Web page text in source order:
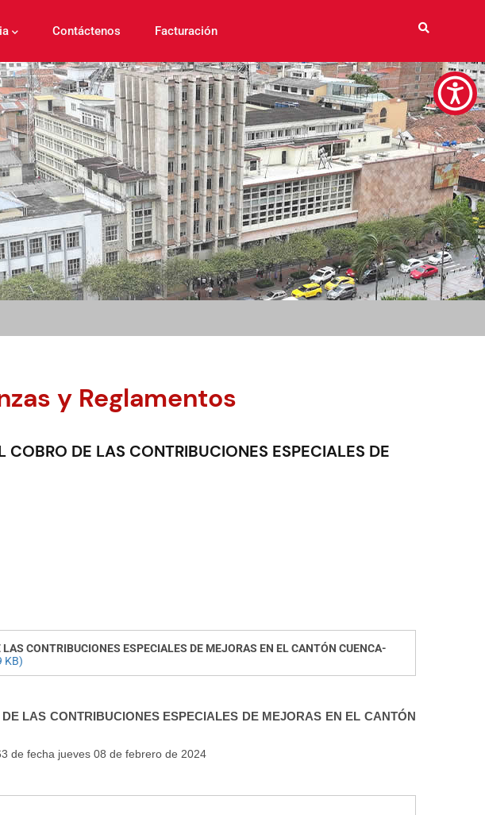
Contáctenos Facturación
y Reglamentos
COBRO DE LAS CONTRIBUCIONES ESPECIALES DE
CONTRIBUCIONES ESPECIALES DE MEJORAS EN EL CANTÓN CUENCA-
KB)
LAS CONTRIBUCIONES ESPECIALES DE MEJORAS EN EL CANTÓN
de fecha jueves 08 de febrero de 2024